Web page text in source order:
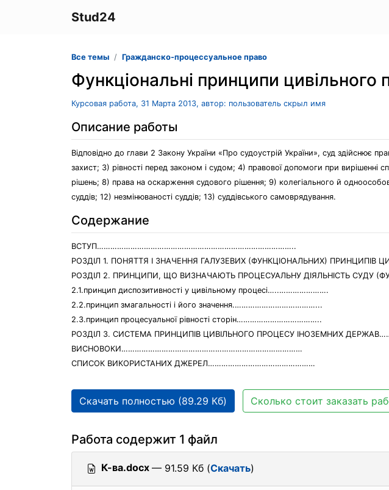
Stud24
Все темы Гражданско-процессуальное право
Функціональні принципи цивільного
Курсовая работа, 31 Марта 2013, автор: пользователь скрыл имя
Описание работы
Відповідно до глави 2 Закону України «Про судоустрій України», суд здійснює
захист; 3) рівності перед законом і судом; 4) правової допомоги при вирішенні
рішень; 8) права на оскарження судового рішення; 9) колегіального й
суддів; 12) незмінюваності суддів; 13) суддівського самоврядування.
Содержание
ВСТУП……………………………………………………………………………..
РОЗДІЛ 1. ПОНЯТТЯ І ЗНАЧЕННЯ ГАЛУЗЕВИХ (ФУНКЦІОНАЛЬНИХ)
РОЗДІЛ 2. ПРИНЦИПИ, ЩО ВИЗНАЧАЮТЬ ПРОЦЕСУАЛЬНУ ДІЯЛЬНІСТЬ
2.1.принцип диспозитивності у цивільному процесі…..………………….
2.2.принцип змагальності і його значення.………………………………...
2.3.принцип процесуальної рівності сторін………………………………..
РОЗДІЛ 3. СИСТЕМА ПРИНЦИПІВ ЦИВІЛЬНОГО ПРОЦЕСУ ІНОЗЕМНИХ
ВИСНОВОКИ………………………………………………………………………
СПИСОК ВИКОРИСТАНИХ ДЖЕРЕЛ…………………………………………
Скачать полностью (89.29 Кб) Сколько стоит заказать
Работа содержит 1 файл
К-ва.docx — 91.59 Кб (Скачать)